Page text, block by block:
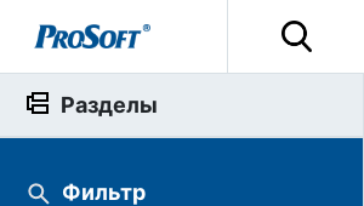
Разделы
Фильтр